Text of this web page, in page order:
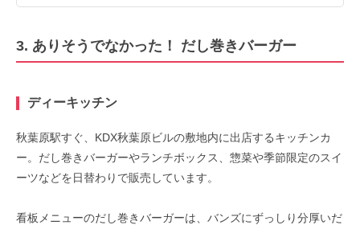
3. ありそうでなかった！ だし巻きバーガー
ディーキッチン
秋葉原駅すぐ、KDX秋葉原ビルの敷地内に出店するキッチンカ
ー。だし巻きバーガーやランチボックス、惣菜や季節限定のスイ
ーツなどを日替わりで販売しています。
看板メニューのだし巻きバーガーは、バンズにずっしり分厚いだ